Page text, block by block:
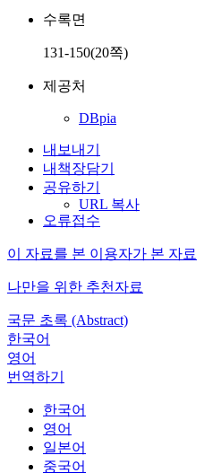
수록면
131-150(20쪽)
제공처
DBpia
내보내기
내책장담기
공유하기
URL 복사
오류접수
이 자료를 본 이용자가 본 자료
나만을 위한 추천자료
국문 초록 (Abstract)
한국어
영어
번역하기
한국어
영어
일본어
중국어